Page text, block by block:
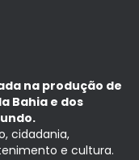
na produção de
Bahia e dos
cidadania,
e cultura.